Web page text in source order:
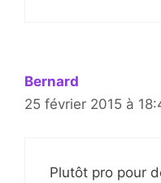
Bernard
25 février 2015 à
Plutôt pro pour